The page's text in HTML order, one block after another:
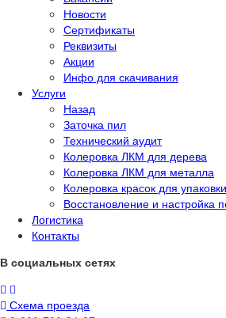
Новости
Сертификаты
Реквизиты
Акции
Инфо для скачивания
Услуги
Назад
Заточка пил
Технический аудит
Колеровка ЛКМ для дерева
Колеровка ЛКМ для металла
Колеровка красок для упаковки
Восстановление и настройка
Логистика
Контакты
В социальных сетях
Схема проезда